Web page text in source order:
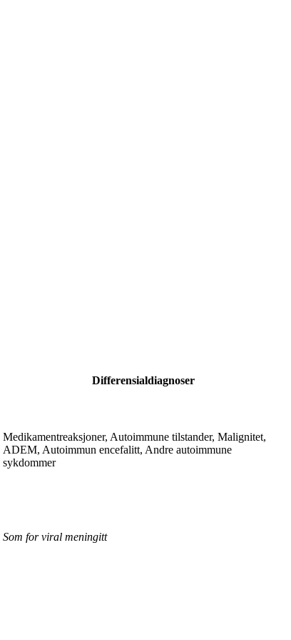
Differensialdiagnoser
Medikamentreaksjoner, Autoimmune tilstander, Malignitet,
ADEM, Autoimmun encefalitt, Andre autoimmune
sykdommer
Som for viral meningitt